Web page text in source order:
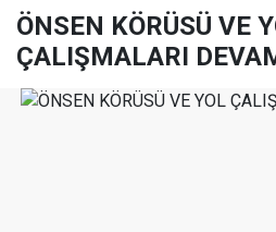
ÖNSEN KÖRÜSÜ VE
ÇALIŞMALARI